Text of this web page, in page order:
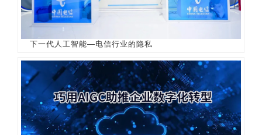
下一代人工智能—电信行业的隐私